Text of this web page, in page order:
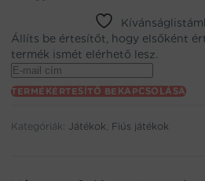
Állíts be értesítőt, hogy elsőként
termék ismét elérhető lesz.
Enter
your
email
to
TERMÉKÉRTESÍTŐ BEKAPCSOLÁSA
Kategóriák: Játékok, Fiús játékok